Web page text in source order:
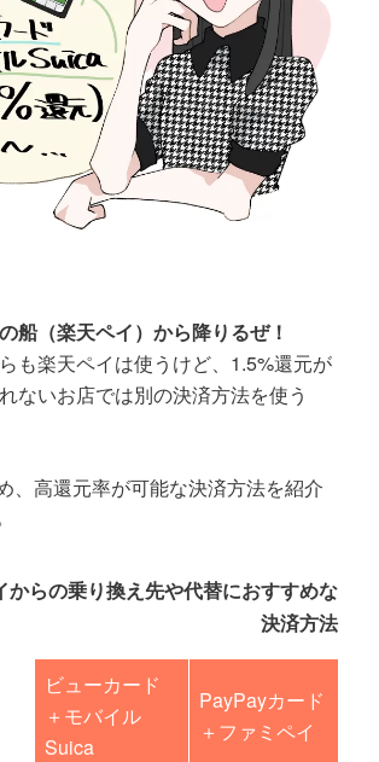
船（楽天ペイ）から降りるぜ！
も楽天ペイは使うけど、1.5%還元が
ないお店では別の決済方法を使う
、高還元率が可能な決済方法を紹介
からの乗り換え先や代替におすすめな
決済方法
ビューカード
＋モバイル
Suica
PayPayカード
＋ファミペイ